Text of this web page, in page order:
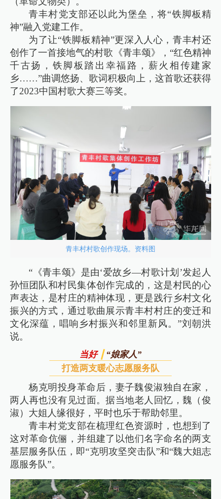
青丰村党支部还以此为堡垒，将“铁脚板精
神”融入党建工作。
为了让“铁脚板精神”更深入人心，青丰村还
创作了一首接地气的村歌《青丰颂》，“红色精神
千古扬，铁脚板踏出幸福路，薪火相传建家
乡……”曲调悠扬、歌词积极向上，这首歌还获得
了2023中国村歌大赛三等奖。
青丰村村歌创作现场。资料图
“《青丰颂》是由‘爱故乡—村歌计划’发起人
孙恒团队和村民集体创作完成的，这是村民的心
声表达，是村庄的精神体现，更是践行乡村文化
振兴的方式，通过歌曲展示青丰村村庄的变迁和
文化深蕴，唱响乡村振兴和邻里新风。”刘朝洪
说。
当好
“娘家人”
打造两支暖心志愿服务队
杨克明投身革命后，妻子魏俊淑独自在家，
两人再也没有见过面。据当地老人回忆，魏（俊
淑）大姐人缘很好，平时也乐于帮助邻里。
青丰村党支部在梳理红色资源时，也想到了
这对革命伉俪，并组建了以他们名字命名的两支
基层服务队伍，即“克明攻坚突击队”和“魏大姐志
愿服务队”。